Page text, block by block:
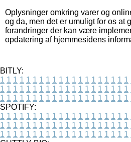
Oplysninger omkring varer og
og da, men det er umuligt for os at
forandringer der kan være
opdatering af hjemmesidens
BITLY:
1 1 1 1 1 1 1 1 1 1 1 1 1 1 1 1 1 1 1 1
1 1 1 1 1 1 1 1 1 1 1 1 1 1 1 1 1 1 1 1
1 1 1 1 1 1 1 1 1 1 1 1 1 1 1 1 1 1 1 1
SPOTIFY:
1 1 1 1 1 1 1 1 1 1 1 1 1 1 1 1 1 1 1 1
1 1 1 1 1 1 1 1 1 1 1 1 1 1 1 1 1 1 1 1
1 1 1 1 1 1 1 1 1 1 1 1 1 1 1 1 1 1 1 1